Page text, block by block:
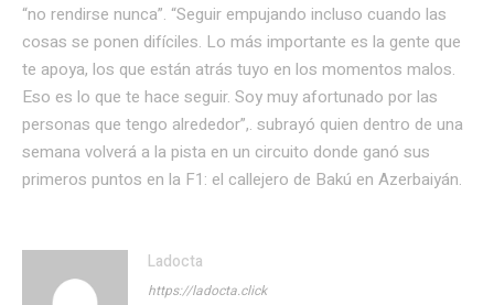
“no rendirse nunca”. “Seguir empujando incluso cuando las
cosas se ponen difíciles. Lo más importante es la gente que
te apoya, los que están atrás tuyo en los momentos malos.
Eso es lo que te hace seguir. Soy muy afortunado por las
personas que tengo alrededor”,. subrayó quien dentro de una
semana volverá a la pista en un circuito donde ganó sus
primeros puntos en la F1: el callejero de Bakú en Azerbaiyán.
Ladocta
https://ladocta.click